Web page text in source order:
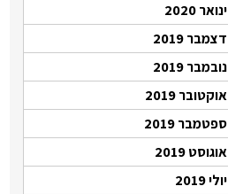
ינואר 2020
דצמבר 2019
נובמבר 2019
אוקטובר 2019
ספטמבר 2019
אוגוסט 2019
יולי 2019